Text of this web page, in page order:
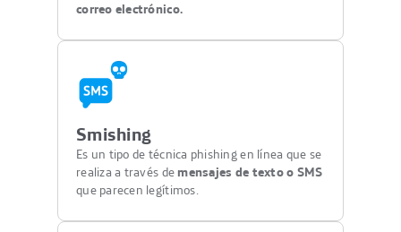
correo electrónico.
Smishing
Es un tipo de técnica phishing en línea que se
realiza a través de mensajes de texto o SMS
que parecen legítimos.